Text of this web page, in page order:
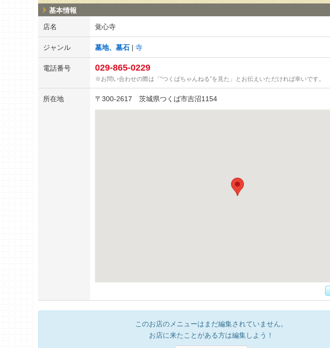
基本情報
店名 覚心寺
ジャンル 墓地、墓石 寺
電話番号 029-865-0229
お問い合わせの際は「“つくばちゃんねる”を見た」とお伝えいただければ幸いです。
所在地 〒 300-2617 茨城県つくば市吉沼1154
このお店のメニューはまだ編集されていません。
お店に来たことがある方は編集しよう！